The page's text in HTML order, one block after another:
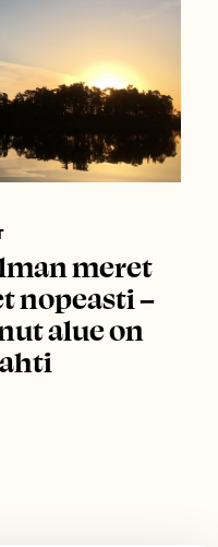
meret
nopeasti –
alue on